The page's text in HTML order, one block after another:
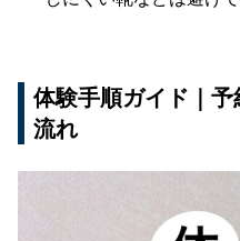
体験手順ガイド｜
流れ